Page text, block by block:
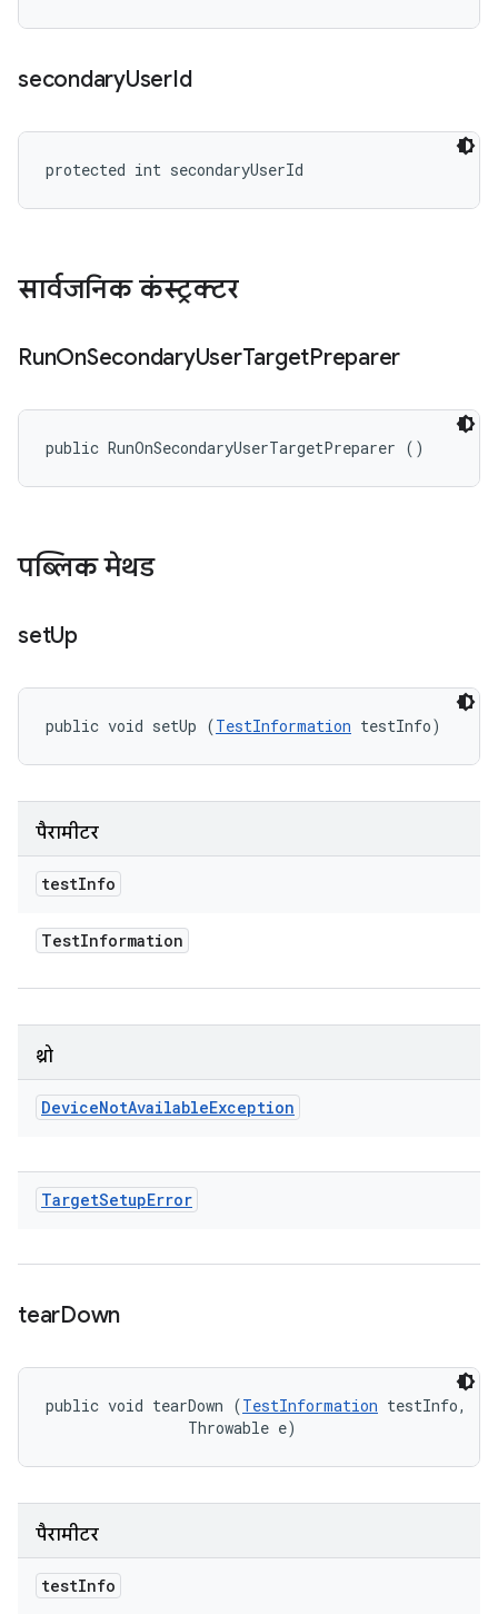
secondaryUserId
protected int secondaryUserId
सार्वजनिक कंस्ट्रक्टर
RunOnSecondaryUserTargetPreparer
public RunOnSecondaryUserTargetPreparer ()
पब्लिक मेथड
setUp
public void setUp (TestInformation testInfo)
पैरामीटर
testInfo
TestInformation
थ्रो
DeviceNotAvailableException
TargetSetupError
tearDown
public void tearDown (TestInformation testInfo,
                Throwable e)
पैरामीटर
testInfo